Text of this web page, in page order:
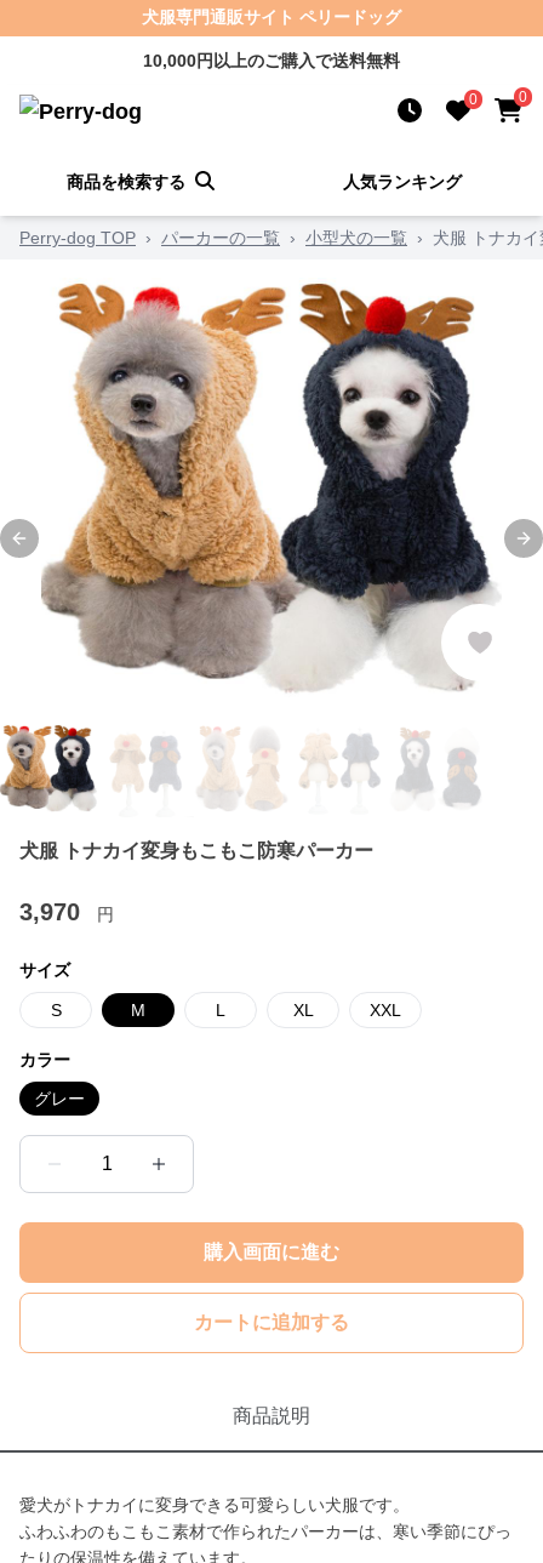
犬服専門通販サイト ペリードッグ
10,000円以上のご購入で送料無料
0 0
商品を検索する 人気ランキング
Perry-dog TOP › パーカーの一覧 › 小型犬の一覧 › 犬服 トナカ
Previous slide
犬服 トナカイ変身もこもこ防寒パーカー
3,970 円
サイズ
S M L XL XXL
カラー
グレー
1
購入画面に進む
カートに追加する
商品説明
愛犬がトナカイに変身できる可愛らしい犬服です。
ふわふわのもこもこ素材で作られたパーカーは、寒い季節にぴっ
たりの保温性を備えています。